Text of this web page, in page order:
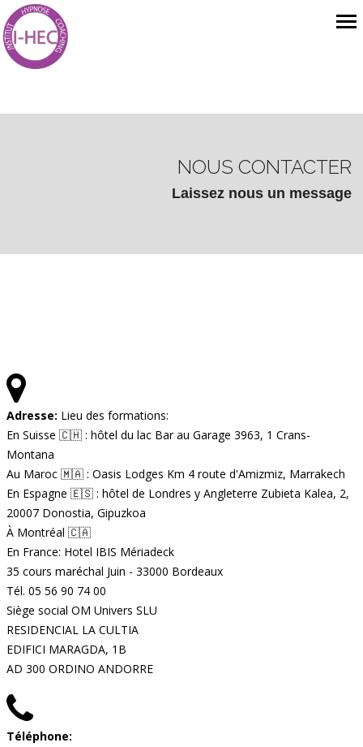
NOUS CONTACTER
Laissez nous un message
Adresse: Lieu des formations:
En Suisse 🇨🇭 : hôtel du lac Bar au Garage 3963, 1 Crans-
Montana
Au Maroc 🇲🇦 : Oasis Lodges Km 4 route d'Amizmiz, Marrakech
En Espagne 🇪🇸 : hôtel de Londres y Angleterre Zubieta Kalea, 2,
20007 Donostia, Gipuzkoa
À Montréal 🇨🇦
En France: Hotel IBIS Mériadeck
35 cours maréchal Juin - 33000 Bordeaux
Tél. 05 56 90 74 00
Siège social OM Univers SLU
RESIDENCIAL LA CULTIA
EDIFICI MARAGDA, 1B
AD 300 ORDINO ANDORRE
Téléphone: